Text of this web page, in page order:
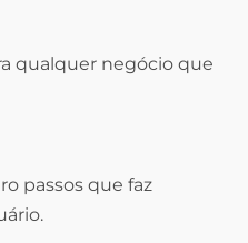
qualquer negócio que
passos que faz